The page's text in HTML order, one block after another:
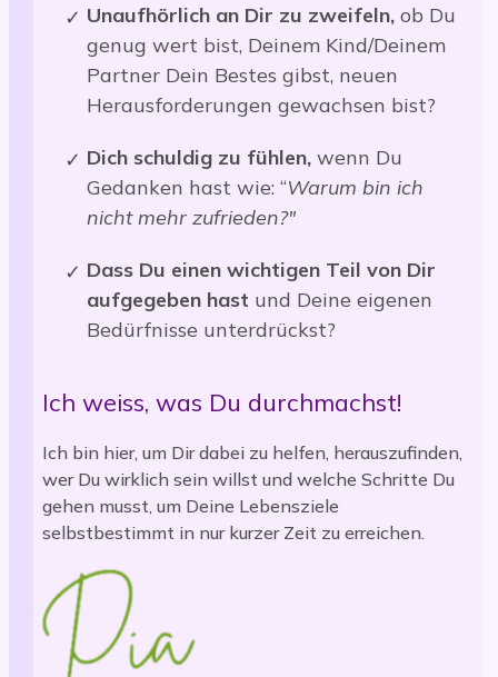
Unaufhörlich an Dir zu zweifeln, ob Du
genug wert bist, Deinem Kind/Deinem
Partner Dein Bestes gibst, neuen
Herausforderungen gewachsen bist?
Dich schuldig zu fühlen,wenn Du
Gedanken hast wie: “Warum bin ich
nicht mehr zufrieden?"
Dass Du einen wichtigen Teil von Dir
aufgegeben hast und Deine eigenen
Bedürfnisse unterdrückst?
Ich weiss, was Du durchmachst!
Ich bin hier, um Dir dabei zu helfen, herauszufinden,
wer Du wirklich sein willst und welche Schritte Du
gehen musst, um Deine Lebensziele
selbstbestimmt in nur kurzer Zeit zu erreichen.